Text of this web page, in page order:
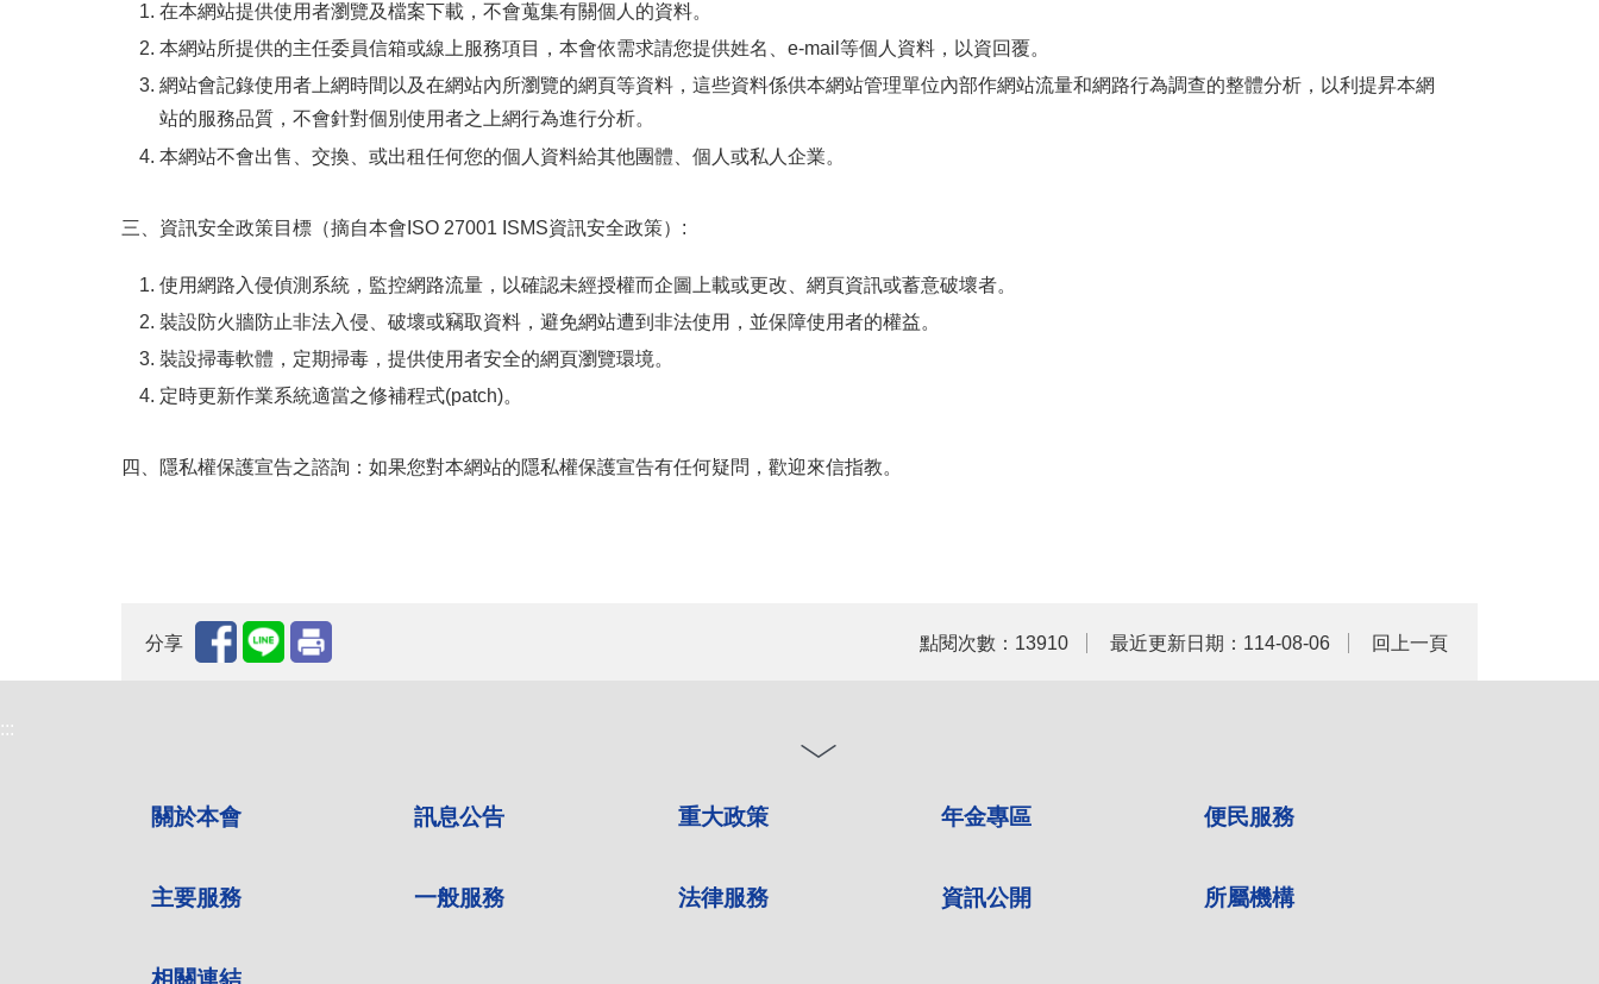
在本網站提供使用者瀏覽及檔案下載，不會蒐集有關個人的資料。
本網站所提供的主任委員信箱或線上服務項目，本會依需求請您提供姓名、e-mail等個人資料，以資回覆。
網站會記錄使用者上網時間以及在網站內所瀏覽的網頁等資料，這些資料係供本網站管理單位內部作網站流量和網路行為調查的整體分析，以利提昇本網
站的服務品質，不會針對個別使用者之上網行為進行分析。
本網站不會出售、交換、或出租任何您的個人資料給其他團體、個人或私人企業。
三、資訊安全政策目標（摘自本會ISO 27001 ISMS資訊安全政策）:
使用網路入侵偵測系統，監控網路流量，以確認未經授權而企圖上載或更改、網頁資訊或蓄意破壞者。
裝設防火牆防止非法入侵、破壞或竊取資料，避免網站遭到非法使用，並保障使用者的權益。
裝設掃毒軟體，定期掃毒，提供使用者安全的網頁瀏覽環境。
定時更新作業系統適當之修補程式(patch)。
四、隱私權保護宣告之諮詢：如果您對本網站的隱私權保護宣告有任何疑問，歡迎來信指教。
分享 點閱次數：13910 最近更新日期：114-08-06 回上一頁
:::
關於本會 訊息公告 重大政策 年金專區 便民服務
主要服務 一般服務 法律服務 資訊公開 所屬機構
相關連結